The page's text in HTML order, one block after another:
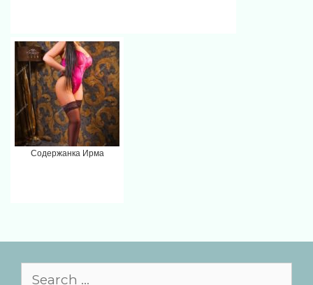
Содержанка Ирма